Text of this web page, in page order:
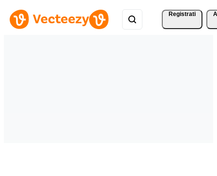
Registrati